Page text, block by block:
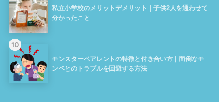
私立小学校のメリットデメリット｜子供2人を通わせて
分かったこと
10
モンスターペアレントの特徴と付き合い方｜面倒なモ
ンペとのトラブルを回避する方法